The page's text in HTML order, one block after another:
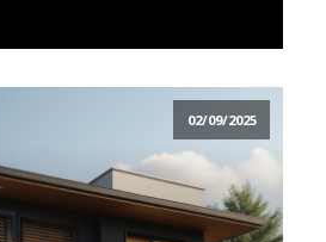
02/09/2025